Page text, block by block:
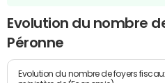
Evolution du nombre
Péronne
Evolution du nombre de foyers